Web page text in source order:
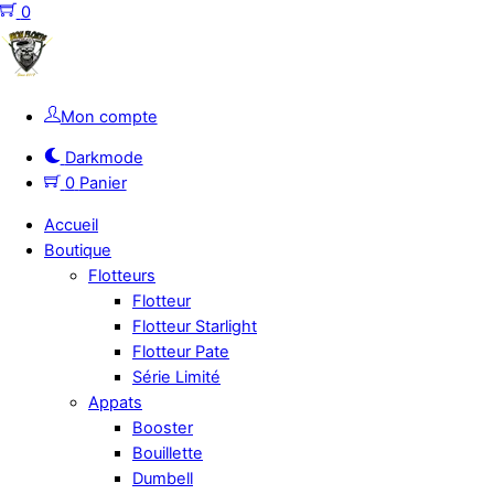
Skip
to
content
0
Menu
Mon compte
Darkmode
0 Panier
Accueil
Boutique
Flotteurs
Flotteur
Flotteur Starlight
Flotteur Pate
Série Limité
Appats
Booster
Bouillette
Dumbell